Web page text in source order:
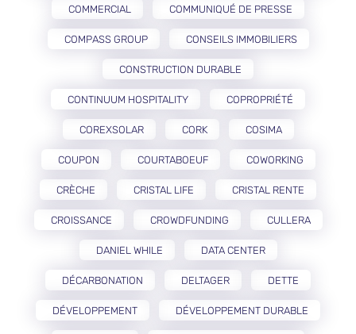
COMMERCIAL COMMUNIQUÉ DE PRESSE
COMPASS GROUP CONSEILS IMMOBILIERS
CONSTRUCTION DURABLE
CONTINUUM HOSPITALITY COPROPRIÉTÉ
COREXSOLAR CORK COSIMA
COUPON COURTABOEUF COWORKING
CRÈCHE CRISTAL LIFE CRISTAL RENTE
CROISSANCE CROWDFUNDING CULLERA
DANIEL WHILE DATA CENTER
DÉCARBONATION DELTAGER DETTE
DÉVELOPPEMENT DÉVELOPPEMENT DURABLE